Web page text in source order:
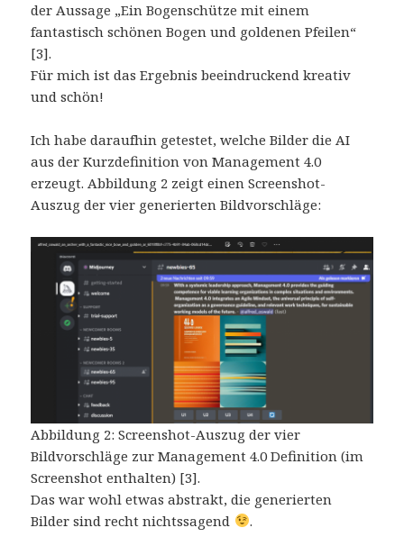
der Aussage „Ein Bogenschütze mit einem
fantastisch schönen Bogen und goldenen Pfeilen“
[3].
Für mich ist das Ergebnis beeindruckend kreativ
und schön!
Ich habe daraufhin getestet, welche Bilder die AI
aus der Kurzdefinition von Management 4.0
erzeugt. Abbildung 2 zeigt einen Screenshot-
Auszug der vier generierten Bildvorschläge:
Abbildung 2: Screenshot-Auszug der vier
Bildvorschläge zur Management 4.0 Definition (im
Screenshot enthalten) [3].
Das war wohl etwas abstrakt, die generierten
Bilder sind recht nichtssagend
.